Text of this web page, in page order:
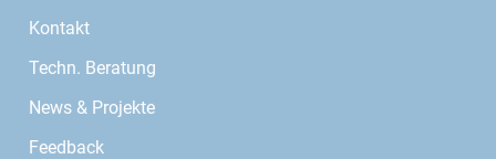
Kontakt
Techn. Beratung
News & Projekte
Feedback